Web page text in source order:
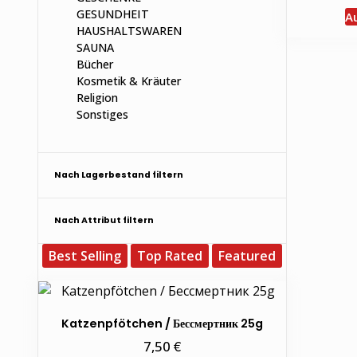
GESUNDHEIT
HAUSHALTSWAREN
SAUNA
Bücher
Kosmetik & Kräuter
Religion
Sonstiges
Nach Lagerbestand filtern
Nach Attribut filtern
Best Selling Top Rated Featured
Katzenpfötchen / Бессмертник 25g
7,50 €